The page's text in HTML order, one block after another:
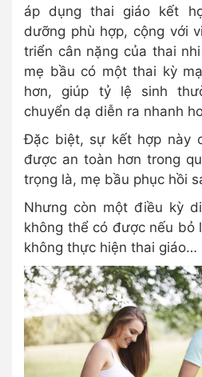
áp dụng thai giáo kết
dưỡng phù hợp, cộng với
triển cân nặng của thai
mẹ bầu có một thai kỳ
hơn, giúp tỷ lệ sinh
chuyển dạ diễn ra nhanh
Đặc biệt, sự kết hợp này
được an toàn hơn trong
trọng là, mẹ bầu phục hồi
Nhưng còn một điều kỳ
không thể có được nếu bỏ
không thực hiện thai giáo…